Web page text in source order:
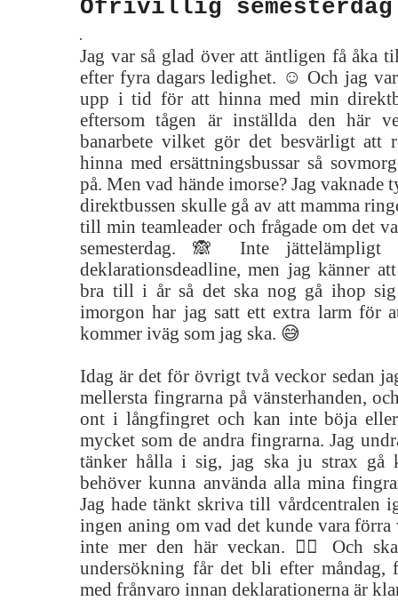
Ofrivillig semesterdag
Jag var så glad över att äntligen få åka
efter fyra dagars ledighet. ☺️ Och jag
upp i tid för att hinna med min
eftersom tågen är inställda den här
banarbete vilket gör det besvärligt att
hinna med ersättningsbussar så
på. Men vad hände imorse? Jag
direktbussen skulle gå av att mamma
till min teamleader och frågade om det
semesterdag. 🙈 Inte jättelämpligt
deklarationsdeadline, men jag känner
bra till i år så det ska nog gå ihop
imorgon har jag satt ett extra larm för
kommer iväg som jag ska. 😅
Idag är det för övrigt två veckor sedan
mellersta fingrarna på vänsterhanden,
ont i långfingret och kan inte böja
mycket som de andra fingrarna. Jag
tänker hålla i sig, jag ska ju strax gå
behöver kunna använda alla mina
Jag hade tänkt skriva till vårdcentralen
ingen aning om vad det kunde vara förra
inte mer den här veckan. 🤷‍♀️ Och
undersökning får det bli efter måndag,
med frånvaro innan deklarationerna är